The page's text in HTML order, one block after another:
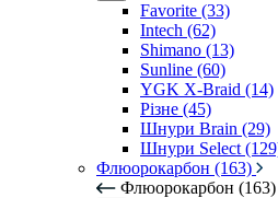
Favorite (33)
Intech (62)
Shimano (13)
Sunline (60)
YGK X-Braid (14)
Різне (45)
Шнури Brain (29)
Шнури Select
Флюорокарбон (163)
Флюорокарбон (163)